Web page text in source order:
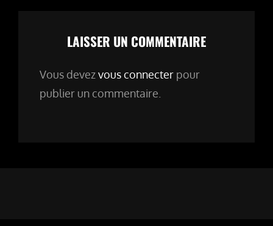
LAISSER UN COMMENTAIRE
Vous devezvous connecter pour
publier un commentaire.